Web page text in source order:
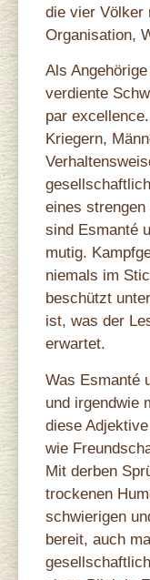
die vier Völker
Organisation,
Als
verdiente
par
Kriegern,
eines
sind Esmanté
mutig.
niemals im
beschützt
ist, was der
erwartet.
Was Esmanté
und irgendwie
diese
wie
Mit derben
trockenen
schwierigen
bereit, auch